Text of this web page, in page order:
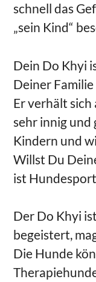
schnell das
„sein Kind“
Dein Do Khyi
Deiner
Er verhält
sehr innig und
Kindern und
Willst Du
ist
Der Do Khyi
begeistert,
Die Hunde